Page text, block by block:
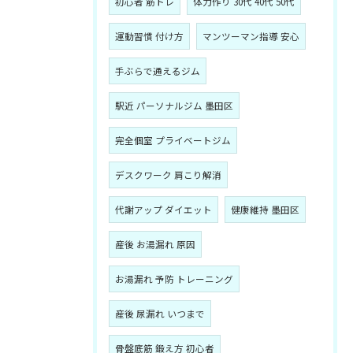
運動習慣 付け方 マンツーマン指導 安心
手ぶらで通えるジム
駅近 パーソナルジム 墨田区
完全個室 プライベートジム
デスクワーク 肩こり解消
代謝アップ ダイエット 健康維持 墨田区
産後 お湯漏れ 原因
お湯漏れ 予防 トレーニング
産後 尿漏れ いつまで
骨盤底筋 鍛え方 初心者